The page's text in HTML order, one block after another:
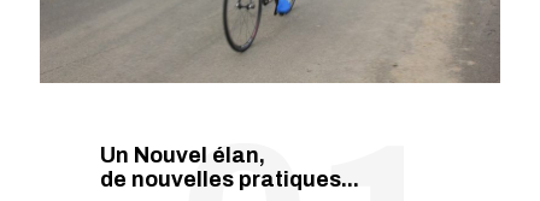
Un Nouvel élan,
de nouvelles pratiques...